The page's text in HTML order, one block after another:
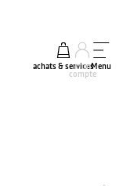
achats & services
mon
compte
Menu